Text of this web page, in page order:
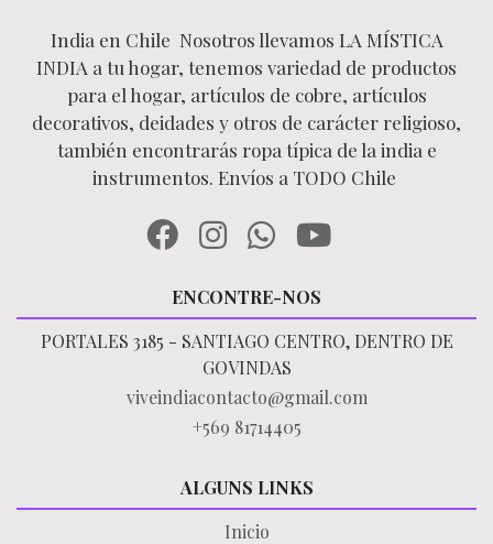
India en Chile Nosotros llevamos LA MÍSTICA
INDIA a tu hogar, tenemos variedad de productos
para el hogar, artículos de cobre, artículos
decorativos, deidades y otros de carácter religioso,
también encontrarás ropa típica de la india e
instrumentos. Envíos a TODO Chile
ENCONTRE-NOS
PORTALES 3185 - SANTIAGO CENTRO, DENTRO DE
GOVINDAS
viveindiacontacto@gmail.com
+569 81714405
ALGUNS LINKS
Inicio